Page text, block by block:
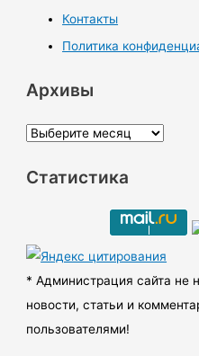
Контакты
Политика
Архивы
А
х
ы
Статистика
* Администрация сайта не
новости, статьи и
пользователями!